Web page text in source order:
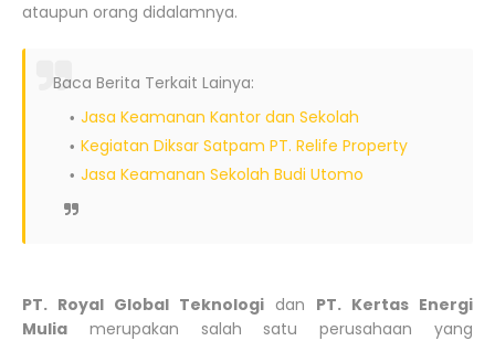
ataupun orang didalamnya.
Baca Berita Terkait Lainya:
Jasa Keamanan Kantor dan Sekolah
Kegiatan Diksar Satpam PT. Relife Property
Jasa Keamanan Sekolah Budi Utomo
PT. Royal Global Teknologi dan PT. Kertas Energi
Mulia merupakan salah satu perusahaan yang